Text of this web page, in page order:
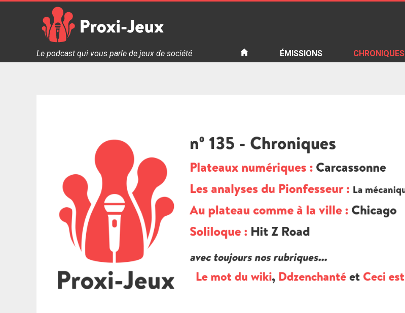
Proxi Jeux - Le podcast qui vous parle de jeux de société
Le podcast qui vous parle de jeux de société ÉMISSIONS CHRONIQUES